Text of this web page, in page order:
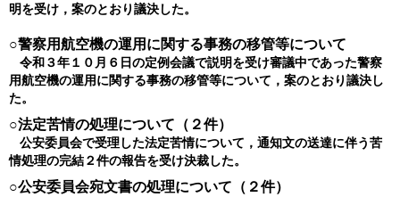
明を受け，案のとおり議決した。
○警察用航空機の運用に関する事務の移管等について
令和３年１０月６日の定例会議で説明を受け審議中であった警察
用航空機の運用に関する事務の移管等について，案のとおり議決し
た。
○法定苦情の処理について（２件）
公安委員会で受理した法定苦情について，通知文の送達に伴う苦
情処理の完結２件の報告を受け決裁した。
○公安委員会宛文書の処理について（２件）